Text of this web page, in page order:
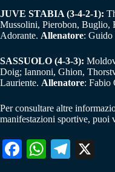
JUVE STABIA (3-4-2-1):
Mussolini, Pierobon, Buglio,
Adorante. Allenatore: Guido
SASSUOLO (4-3-3):
Doig; Iannoni, Ghion,
Lauriente. Allenatore: Fabio
Per consultare altre
manifestazioni sportive, puoi
Fa W
Te